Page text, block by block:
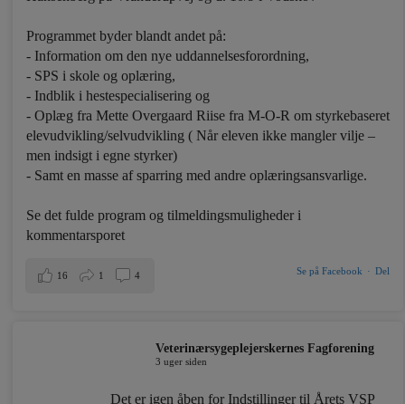
Programmet byder blandt andet på:
- Information om den nye uddannelsesforordning,
- SPS i skole og oplæring,
- Indblik i hestespecialisering og
- Oplæg fra Mette Overgaard Riise fra M-O-R om styrkebaseret
elevudvikling/selvudvikling ( Når eleven ikke mangler vilje –
men indsigt i egne styrker)
- Samt en masse af sparring med andre oplæringsansvarlige.
Se det fulde program og tilmeldingsmuligheder i
kommentarsporet
Se på Facebook · Del
16 1 4
Veterinærsygeplejerskernes Fagforening
3 uger siden
Det er igen åben for Indstillinger til Årets VSP